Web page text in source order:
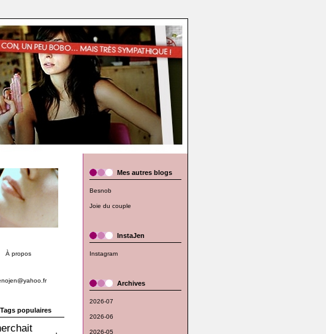
À propos
Tags populaires
Mes autres blogs
Besnob
Joie du couple
InstaJen
Instagram
Archives
2026-07
2026-06
2026-05